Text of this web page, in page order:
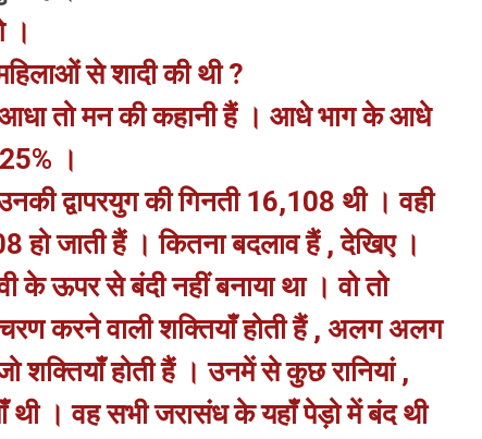
।
से शादी की थी ?
तो मन की कहानी हैं । आधे भाग के आधे
।
द्वापरयुग की गिनती 16,108 थी । वही
जाती हैं । कितना बदलाव हैं , देखिए ।
ऊपर से बंदी नहीं बनाया था । वो तो
करने वाली शक्तियाँ होती हैं , अलग अलग
शक्तियाँ होती हैं । उनमें से कुछ रानियां ,
थी । वह सभी जरासंध के यहाँ पेड़ो में बंद थी